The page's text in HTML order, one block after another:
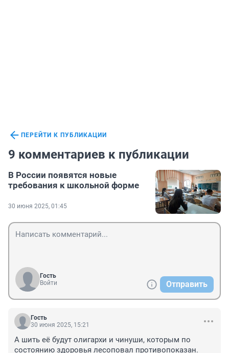
ПЕРЕЙТИ К ПУБЛИКАЦИИ
9 комментариев к публикации
В России появятся новые
требования к школьной форме
30 июня 2025, 01:45
Гость
Войти
Отправить
Гость
30 июня 2025, 15:21
А шить её будут олигархи и чинуши, которым по
состоянию здоровья лесоповал противопоказан.